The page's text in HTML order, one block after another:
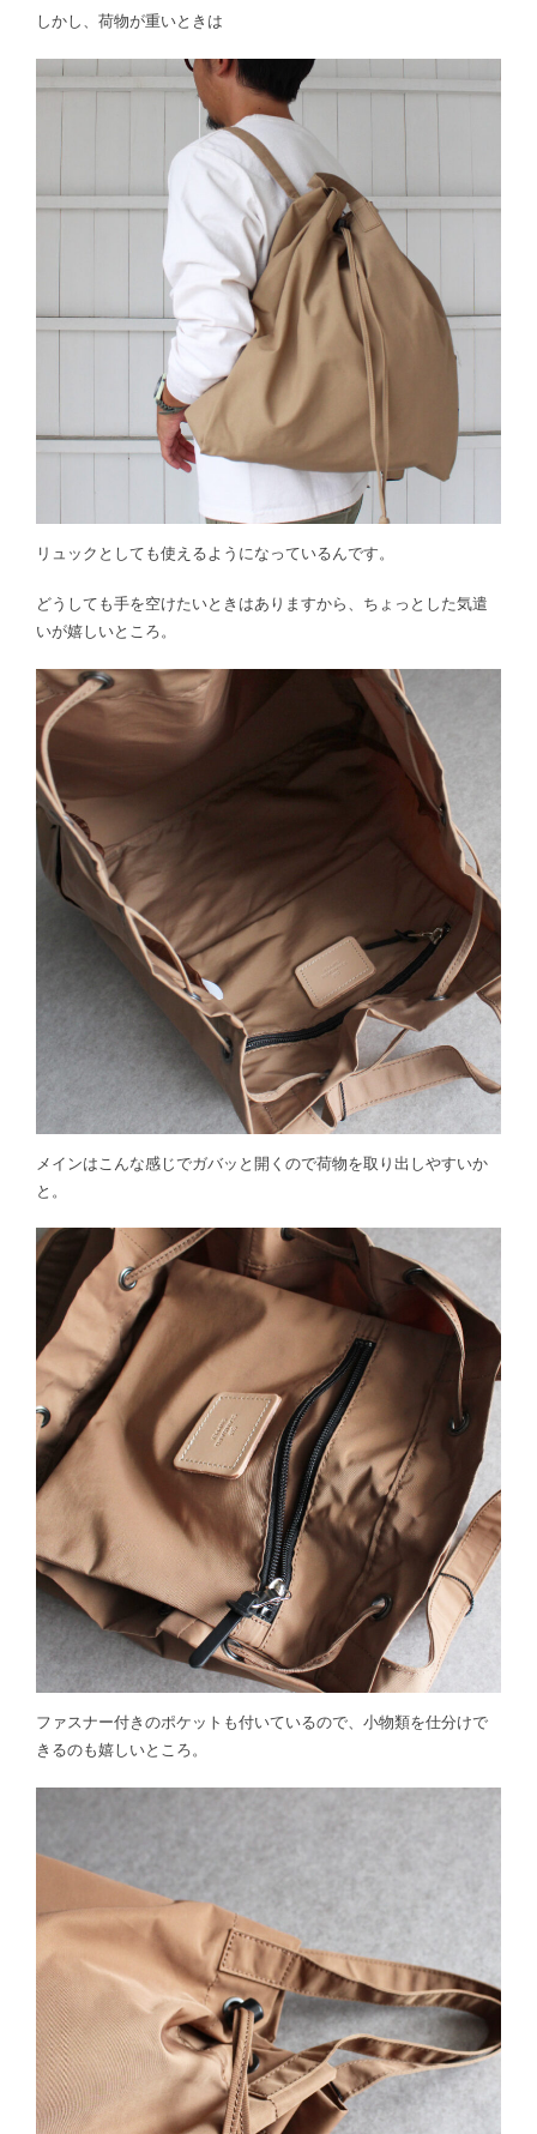
しかし、荷物が重いときは
リュックとしても使えるようになっているんです。
どうしても手を空けたいときはありますから、ちょっとした気遣
いが嬉しいところ。
メインはこんな感じでガバッと開くので荷物を取り出しやすいか
と。
ファスナー付きのポケットも付いているので、小物類を仕分けで
きるのも嬉しいところ。